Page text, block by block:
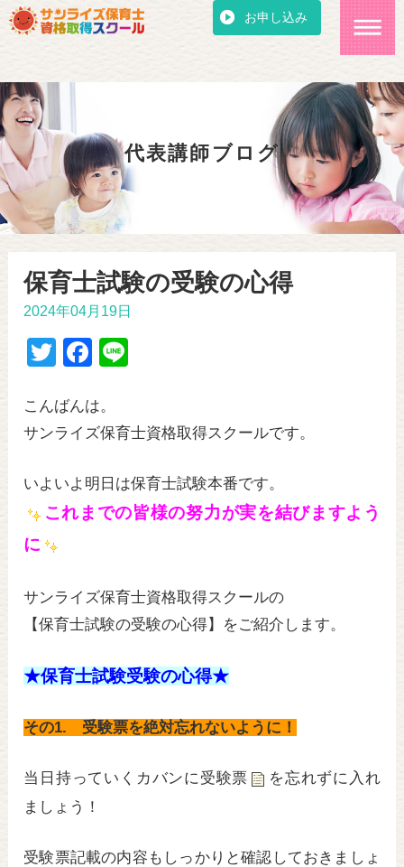
お申し込み
代表講師ブログ
保育士試験の受験の心得
2024年04月19日
T
tt
er
F
c
e
b
o
o
こんばんは。
サンライズ保育士資格取得スクールです。
いよいよ明日は保育士試験本番です。
これまでの皆様の努力が実を結びますよう
に
サンライズ保育士資格取得スクールの
【保育士試験の受験の心得】をご紹介します。
★保育士試験受験の心得★
その1. 受験票を絶対忘れないように！
当日持っていくカバンに受験票
を忘れずに入れ
ましょう！
受験票記載の内容もしっかりと確認しておきましょ